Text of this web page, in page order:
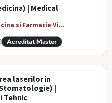
| Medical
si Farmacie Vi...
Acreditat Master
laserilor in
|
Tehnic